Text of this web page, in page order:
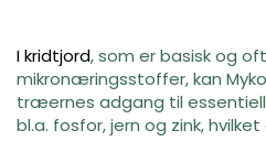
I kridtjord, som er basisk og
mikronæringsstoffer, kan
træernes adgang til
bl.a. fosfor, jern og zink,